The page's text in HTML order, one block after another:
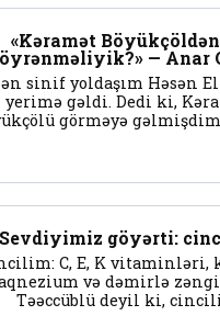
«Kəramət
öyrənməliyik?» — Anar
sinif yoldaşım Həsən
yerimə gəldi. Dedi ki,
görməyə
Sevdiyimiz göyərti:
C, E, K vitaminləri,
və dəmirlə
Təəccüblü deyil ki,